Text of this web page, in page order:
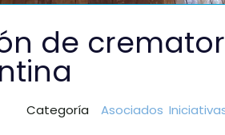
de
Categoría Asociados